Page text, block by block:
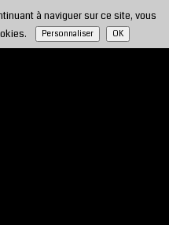
à naviguer sur ce site, vous
Personnaliser OK